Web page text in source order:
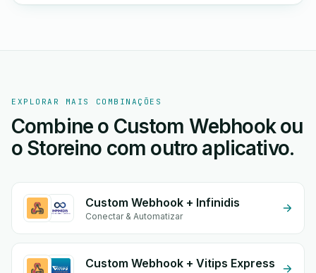
EXPLORAR MAIS COMBINAÇÕES
Combine o Custom Webhook ou
o Storeino com outro aplicativo.
Custom Webhook + Infinidis
Conectar & Automatizar
Custom Webhook + Vitips Express